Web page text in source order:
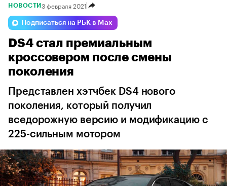
Esteo Geely
Voyah Volga Changan
НОВОСТИ 3 февраля 2021
Подписаться на РБК в Max
DS4 стал премиальным
кроссовером после смены
поколения
Представлен хэтчбек DS4 нового
поколения, который получил
вседорожную версию и модификацию с
225-сильным мотором